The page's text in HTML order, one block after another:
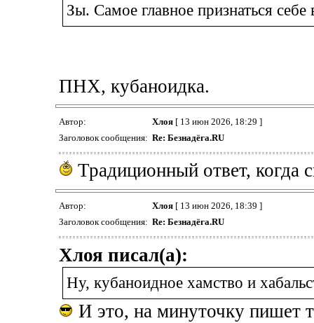
Зы. Самое главное признаться
ПНХ, кубаноидка.
Автор: Хлоя[ 13 июн 2026, 18:29 ]
Заголовок сообщения: Re: Безнадёга.RU
Традиционный ответ, когда
Автор: Хлоя[ 13 июн 2026, 18:39 ]
Заголовок сообщения: Re: Безнадёга.RU
Хлоя писал(а):
Ну, кубаноидное хамство и
И это, на минуточку пишет